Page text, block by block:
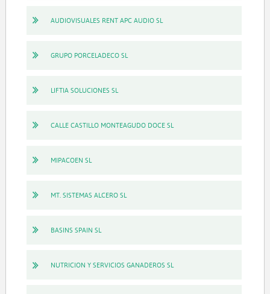
AUDIOVISUALES RENT APC AUDIO SL
GRUPO PORCELADECO SL
LIFTIA SOLUCIONES SL
CALLE CASTILLO MONTEAGUDO DOCE SL
MIPACOEN SL
MT. SISTEMAS ALCERO SL
BASINS SPAIN SL
NUTRICION Y SERVICIOS GANADEROS SL